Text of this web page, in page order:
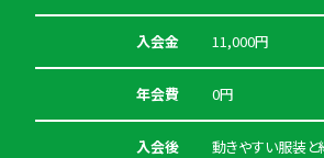
入会金 11,000円
年会費 0円
入会後
動きやすい服装